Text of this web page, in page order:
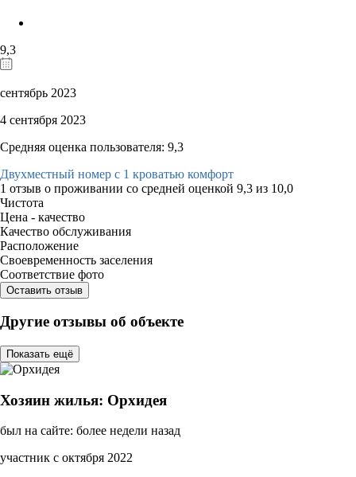
9,3
сентябрь 2023
4 сентября 2023
Средняя оценка пользователя: 9,3
Двухместный номер с 1 кроватью комфорт
1 отзыв о проживании со средней оценкой 9,3 из 10,0
Чистота
Цена - качество
Качество обслуживания
Расположение
Своевременность заселения
Соответствие фото
Оставить отзыв
Другие отзывы об объекте
Показать ещё
Хозяин жилья: Орхидея
был на сайте: более недели назад
участник с октября 2022